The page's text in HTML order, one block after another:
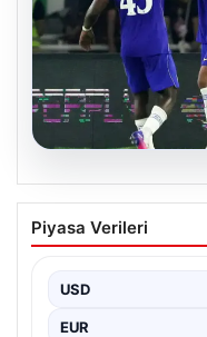
Chelsea,
Geçti
sürdürdüğü
karşı karşıya…
Piyasa Verileri
USD
EUR